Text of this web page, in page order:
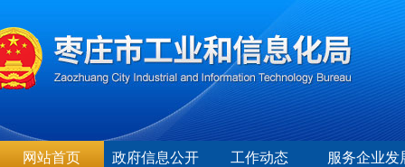
网站首页 政府信息公开 工作动态 服务企业发